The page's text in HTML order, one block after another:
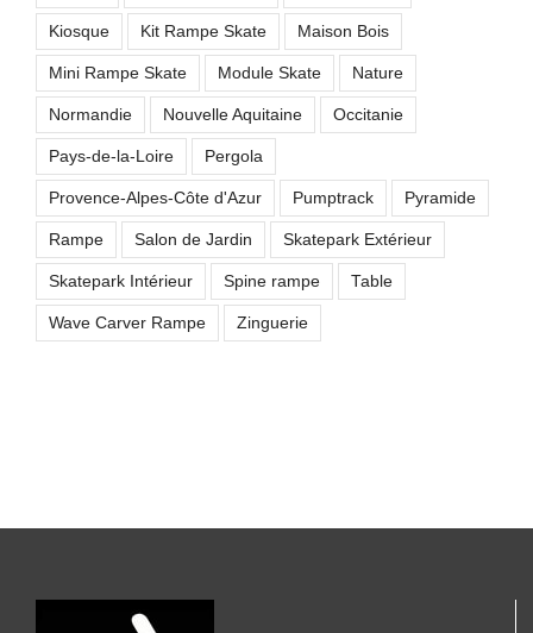
Kiosque Kit Rampe Skate Maison Bois
Mini Rampe Skate Module Skate Nature
Normandie Nouvelle Aquitaine Occitanie
Pays-de-la-Loire Pergola
Provence-Alpes-Côte d'Azur Pumptrack Pyramide
Rampe Salon de Jardin Skatepark Extérieur
Skatepark Intérieur Spine rampe Table
Wave Carver Rampe Zinguerie